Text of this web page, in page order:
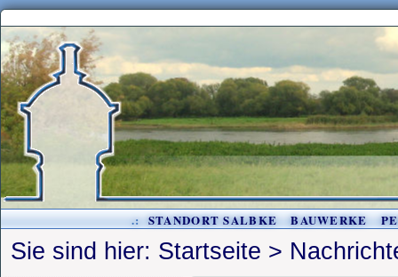
.: STANDORT SALBKE BAUWERKE
Sie sind hier: Startseite >